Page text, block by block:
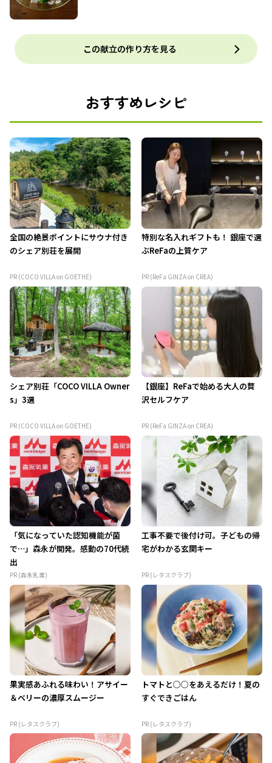
この献立の作り方を見る
おすすめレシピ
全国の絶景ポイントにサウナ付き
のシェア別荘を展開
PR (COCO VILLA on GOETHE)
特別な名入れギフトも！ 銀座で選
ぶReFaの上質ケア
PR (ReFa GINZA on CREA)
シェア別荘「COCO VILLA Owner
s」3選
PR (COCO VILLA on GOETHE)
【銀座】ReFaで始める大人の贅
沢セルフケア
PR (ReFa GINZA on CREA)
「気になっていた認知機能が菌
で…」森永が開発。感動の70代続
出
PR (森永乳業)
工事不要で後付け可。子どもの帰
宅がわかる玄関キー
PR (レタスクラブ)
果実感あふれる味わい！アサイー
＆ベリーの濃厚スムージー
PR (レタスクラブ)
トマトと○○をあえるだけ！夏の
すぐできごはん
PR (レタスクラブ)